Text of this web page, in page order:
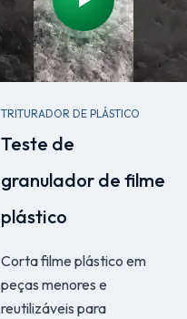
TRITURADOR DE PLÁSTICO
Teste de
granulador de filme
plástico
Corta filme plástico em
peças menores e
reutilizáveis para